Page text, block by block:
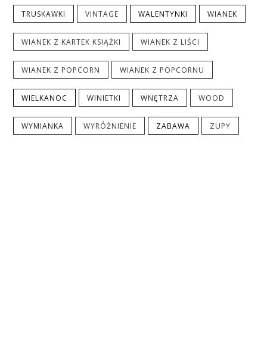
TRUSKAWKI VINTAGE WALENTYNKI WIANEK
WIANEK Z KARTEK KSIĄŻKI WIANEK Z LIŚCI
WIANEK Z POPCORN WIANEK Z POPCORNU
WIELKANOC WINIETKI WNĘTRZA WOOD
WYMIANKA WYRÓŻNIENIE ZABAWA ZUPY